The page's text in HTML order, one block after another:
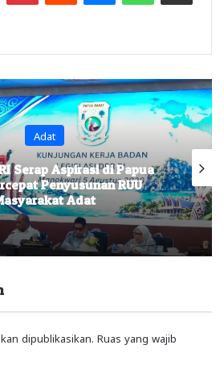
Adat
Serap Aspirasi di Papua
Penyusunan RUU
Adat
dipublikasikan. Ruas yang wajib